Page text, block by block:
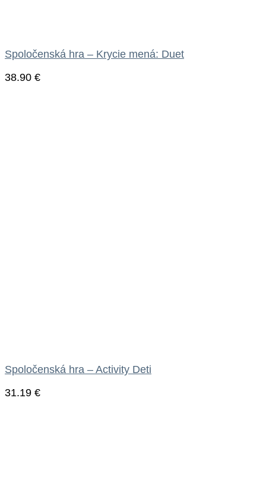
Spoločenská hra – Krycie mená: Duet
38.90 €
Spoločenská hra – Activity Deti
31.19 €